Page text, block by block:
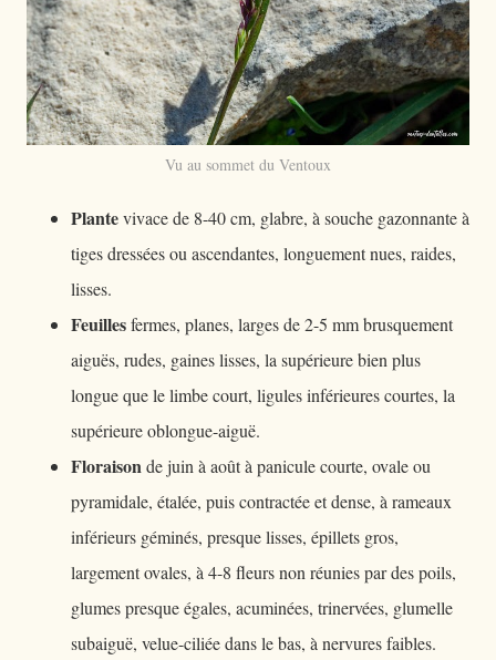
Vu au sommet du Ventoux
Plantevivace de 8-40 cm, glabre, à souche gazonnante à
tiges dressées ou ascendantes, longuement nues, raides,
lisses.
Feuillesfermes, planes, larges de 2-5 mm brusquement
aiguës, rudes, gaines lisses, la supérieure bien plus
longue que le limbe court, ligules inférieures courtes, la
supérieure oblongue-aiguë.
Floraisonde juin à août à panicule courte, ovale ou
pyramidale, étalée, puis contractée et dense, à rameaux
inférieurs géminés, presque lisses, épillets gros,
largement ovales, à 4-8 fleurs non réunies par des poils,
glumes presque égales, acuminées, trinervées, glumelle
subaiguë, velue-ciliée dans le bas, à nervures faibles.